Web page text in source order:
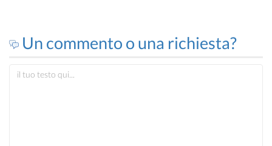
Un commento o una richiesta?